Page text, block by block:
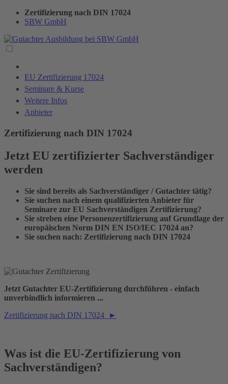
Zertifizierung nach DIN 17024
SBW GmbH
EU Zertifizierung 17024
Seminare & Kurse
Weitere Infos
Anbieter
Zertifizierung nach DIN 17024
Jetzt EU zertifizierter Sachverständiger
werden
Sie sind bereits als Sachverständiger / Gutachter tätig?
Sie suchen nach einem qualifizierten Anbieter für
Seminare zur EU Sachverständigen Zertifizierung?
Sie streben eine Personenzertifizierung auf Grundlage der
europäischen Norm DIN EN ISO/IEC 17024 an?
Sie suchen nach: Zertifizierung nach DIN 17024
Jetzt Gutachter EU-Zertifizierung durchführen - einfach
unverbindlich informieren ...
Zertifizierung nach DIN 17024 ►
Was ist die EU-Zertifizierung von
Sachverständigen?